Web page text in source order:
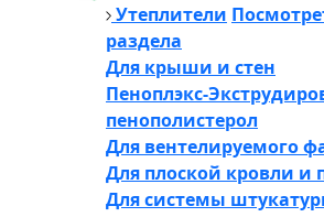
Утеплители
раздела
Для крыши и стен
Пеноплэкс-
пенополистерол
Для вентелируемого
Для плоской кровли и
Для системы